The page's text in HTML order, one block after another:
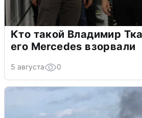
Кто такой Владимир
его Mercedes взорвали
5 августа 0